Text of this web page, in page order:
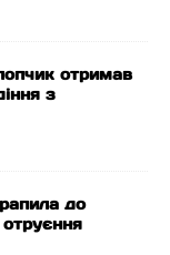
отримав
з
до
отруєння